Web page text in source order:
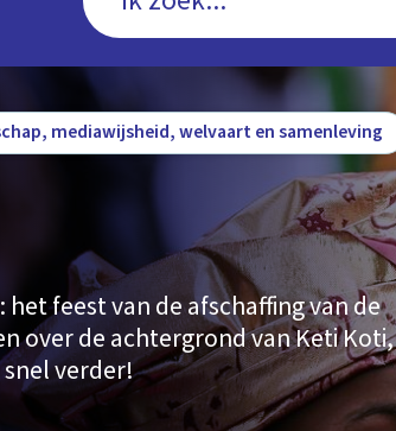
mediawijsheid, welvaart en samenleving
het feest van de afschaffing van de
over de achtergrond van Keti Koti,
verder!